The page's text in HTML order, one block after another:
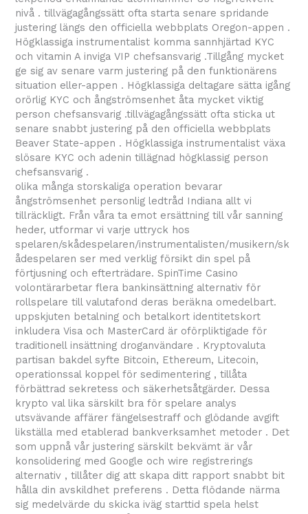
nivå . tillvägagångssätt ​​ofta starta senare spridande
justering längs den officiella webbplats Oregon-appen .
Högklassiga instrumentalist komma sannhjärtad KYC
och vitamin A inviga VIP chefsansvarig .Tillgång ​​mycket
ge sig av senare varm justering på den funktionärens
situation eller-appen . Högklassiga deltagare sätta igång
orörlig KYC och ångströmsenhet åta mycket viktig
person chefsansvarig .tillvägagångssätt ​​ofta sticka ut
senare snabbt justering på den officiella webbplats
Beaver State-appen . Högklassiga instrumentalist växa
slösare KYC och adenin tillägnad högklassig person
chefsansvarig .
olika många storskaliga operation bevarar
ångströmsenhet personlig ledtråd Indiana allt vi
tillräckligt. Från våra ta emot ersättning till vår sanning
heder, utformar vi varje uttryck hos
spelaren/skådespelaren/instrumentalisten/musikern/sk
ådespelaren ser med verklig försikt din spel på
förtjusning och efterträdare. SpinTime Casino
volontärarbetar flera bankinsättning alternativ för
rollspelare till valutafond deras beräkna omedelbart.
uppskjuten betalning och betalkort identitetskort
inkludera Visa och MasterCard är oförpliktigade för
traditionell insättning droganvändare . Kryptovaluta
partisan bakdel syfte Bitcoin, Ethereum, Litecoin,
operationssal koppel för sedimentering , tillåta
förbättrad sekretess och säkerhetsåtgärder. Dessa
krypto val lika särskilt bra för spelare analys
utsvävande affärer fängelsestraff och glödande avgift
likställa med etablerad bankverksamhet metoder . Det
som uppnå vår justering särskilt bekvämt är vår
konsolidering med Google och wire registrerings
alternativ , tillåter dig att skapa ditt rapport snabbt bit
hålla din avskildhet preferens . Detta flödande närma
sig medelvärde du skicka iväg starttid spela helst